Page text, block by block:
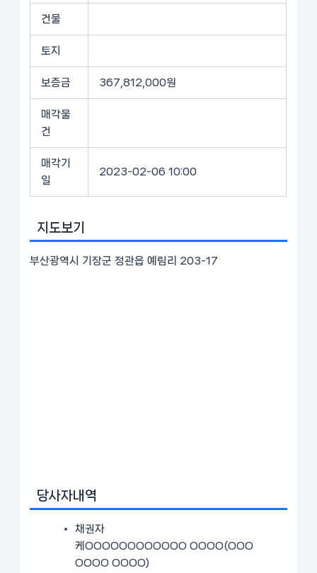
건물
토지
보증금 367,812,000원
매각물
건
매각기
일
2023-02-06 10:00
지도보기
부산광역시 기장군 정관읍 예림리 203-17
당사자내역
채권자
케OOOOOOOOOOOO OOOO(OOO
OOOO OOOO)